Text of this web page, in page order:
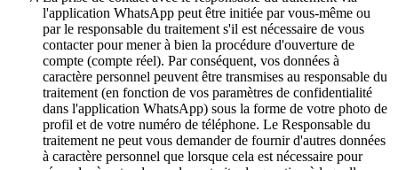
l'application WhatsApp peut être initiée par vous-même ou
par le responsable du traitement s'il est nécessaire de vous
contacter pour mener à bien la procédure d'ouverture de
compte (compte réel). Par conséquent, vos données à
caractère personnel peuvent être transmises au responsable du
traitement (en fonction de vos paramètres de confidentialité
dans l'application WhatsApp) sous la forme de votre photo de
profil et de votre numéro de téléphone. Le Responsable du
traitement ne peut vous demander de fournir d'autres données
à caractère personnel que lorsque cela est nécessaire pour